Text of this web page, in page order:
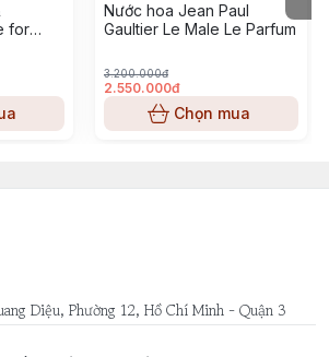
for
Nước hoa Jean Paul
Gaultier Le Male Le Parfum
3.200.000đ
2.550.000đ
Chọn mua
Diệu, Phường 12, Hồ Chí Minh - Quận 3